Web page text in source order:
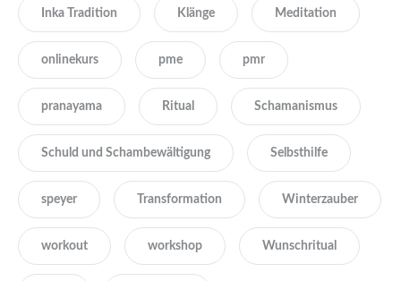
Inka Tradition Klänge Meditation
onlinekurs pme pmr
pranayama Ritual Schamanismus
Schuld und Schambewältigung Selbsthilfe
speyer Transformation Winterzauber
workout workshop Wunschritual